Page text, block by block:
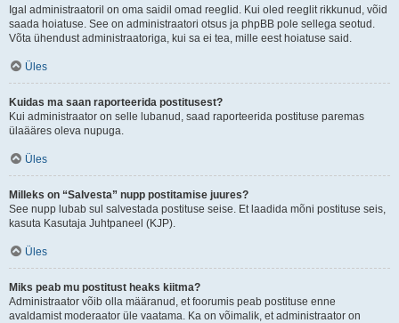
Igal administraatoril on oma saidil omad reeglid. Kui oled reeglit rikkunud, võid
saada hoiatuse. See on administraatori otsus ja phpBB pole sellega seotud.
Võta ühendust administraatoriga, kui sa ei tea, mille eest hoiatuse said.
Üles
Kuidas ma saan raporteerida postitusest?
Kui administraator on selle lubanud, saad raporteerida postituse paremas
ülaääres oleva nupuga.
Üles
Milleks on “Salvesta” nupp postitamise juures?
See nupp lubab sul salvestada postituse seise. Et laadida mõni postituse seis,
kasuta Kasutaja Juhtpaneel (KJP).
Üles
Miks peab mu postitust heaks kiitma?
Administraator võib olla määranud, et foorumis peab postituse enne
avaldamist moderaator üle vaatama. Ka on võimalik, et administraator on